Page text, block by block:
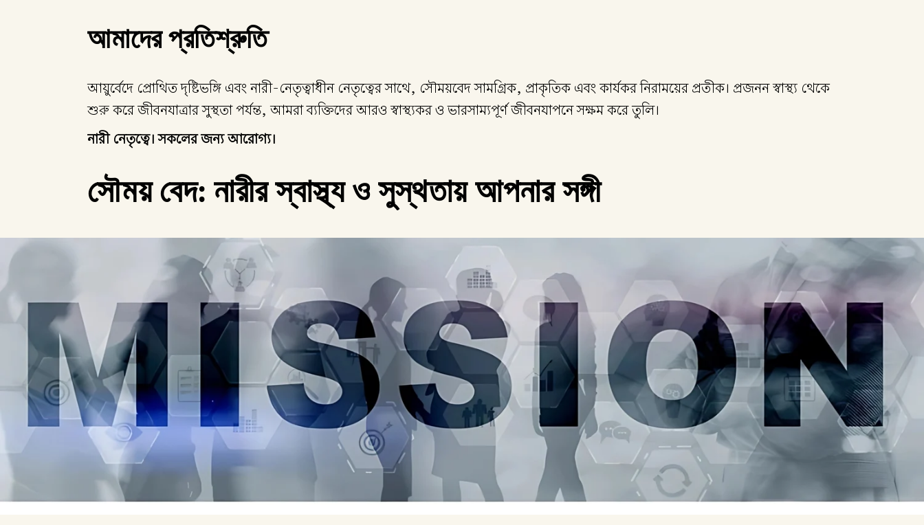
আমাদের প্রতিশ্রুতি
আয়ুর্বেদে প্রোথিত দৃষ্টিভঙ্গি এবং নারী-নেতৃত্বাধীন নেতৃত্বের সাথে, সৌময়বেদ সামগ্রিক, প্রাকৃতিক এবং কার্যকর নিরাময়ের প্রতীক। প্রজনন স্বাস্থ্য থেকে
শুরু করে জীবনযাত্রার সুস্থতা পর্যন্ত, আমরা ব্যক্তিদের আরও স্বাস্থ্যকর ও ভারসাম্যপূর্ণ জীবনযাপনে সক্ষম করে তুলি।
নারী নেতৃত্বে। সকলের জন্য আরোগ্য।
সৌময় বেদ: নারীর স্বাস্থ্য ও সুস্থতায় আপনার সঙ্গী